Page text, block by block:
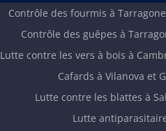
Contrôle des fourmis à Tarragone
Contrôle des guêpes à
Lutte contre les vers à bois à
Cafards à Vilanova et
Lutte contre les blattes à
Lutte